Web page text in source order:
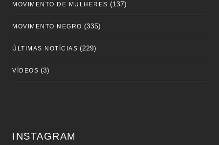
MOVIMENTO DE MULHERES (137)
MOVIMENTO NEGRO (335)
ÚLTIMAS NOTÍCIAS (229)
VÍDEOS (3)
INSTAGRAM